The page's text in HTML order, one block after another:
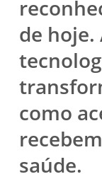
de hoje.
como
saúde.